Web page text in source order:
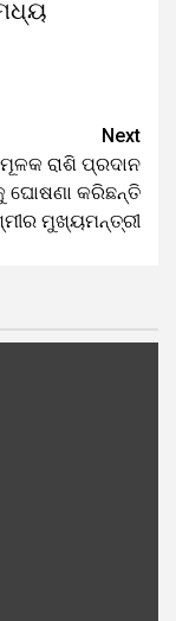
Next
ରାଶି ପ୍ରଦାନ
ଘୋଷଣା କରିଛନ୍ତି
ମୁଖ୍ୟମନ୍ତ୍ରୀ